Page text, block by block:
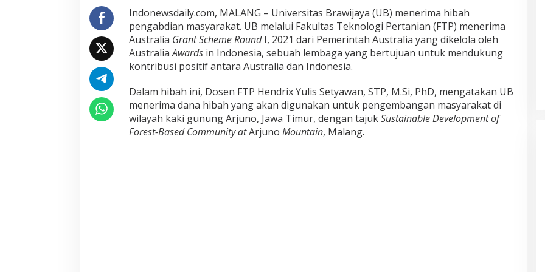
a
a
k
a
n
a
s
y
a
Indonewsdaily.com, MALANG – Universitas Brawijaya (UB) menerima hibah
pengabdian masyarakat. UB melalui Fakultas Teknologi Pertanian (FTP) menerima
Australia Grant Scheme RoundI, 2021 dari Pemerintah Australia yang dikelola oleh
AustraliaAwardsin Indonesia, sebuah lembaga yang bertujuan untuk mendukung
kontribusi positif antara Australia dan Indonesia.
Dalam hibah ini, Dosen FTP Hendrix Yulis Setyawan, STP, M.Si, PhD, mengatakan UB
menerima dana hibah yang akan digunakan untuk pengembangan masyarakat di
wilayah kaki gunung Arjuno, Jawa Timur, dengan tajukSustainable Development of
Forest-Based Community atArjuno Mountain, Malang.
Akademisi UNJ Kenalkan AI